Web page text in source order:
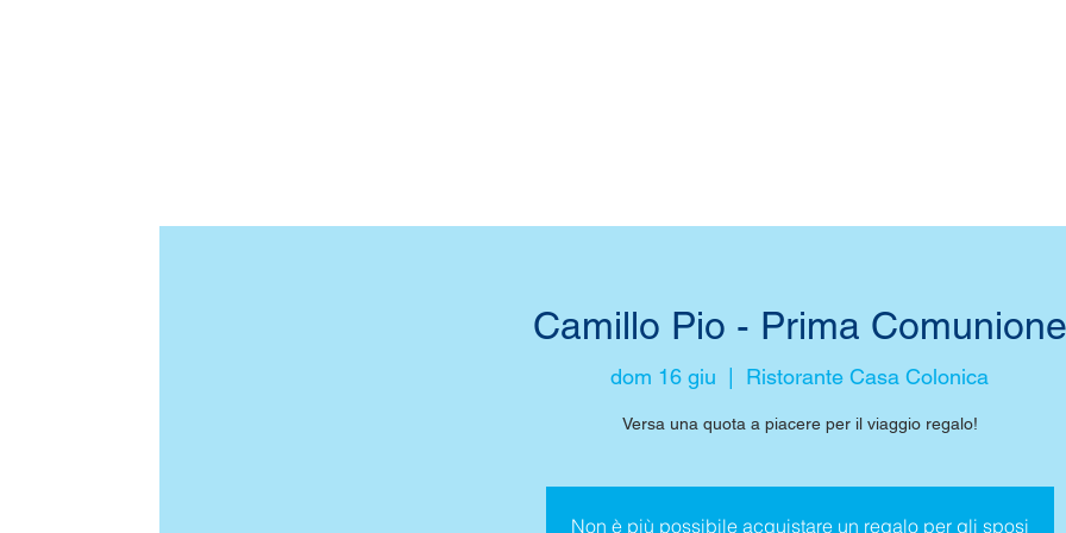
Camillo Pio - Prima Comunione
dom 16 giu
  |
Ristorante Casa Colonica
Versa una quota a piacere per il viaggio regalo!
Non è più possibile acquistare un regalo per gli sposi